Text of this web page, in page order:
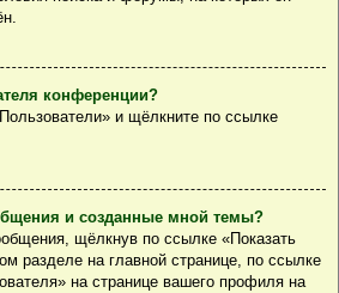
конференции?
и щёлкните по ссылке
и созданные мной темы?
щёлкнув по ссылке «Показать
разделе на главной странице, по ссылке
на странице вашего профиля на